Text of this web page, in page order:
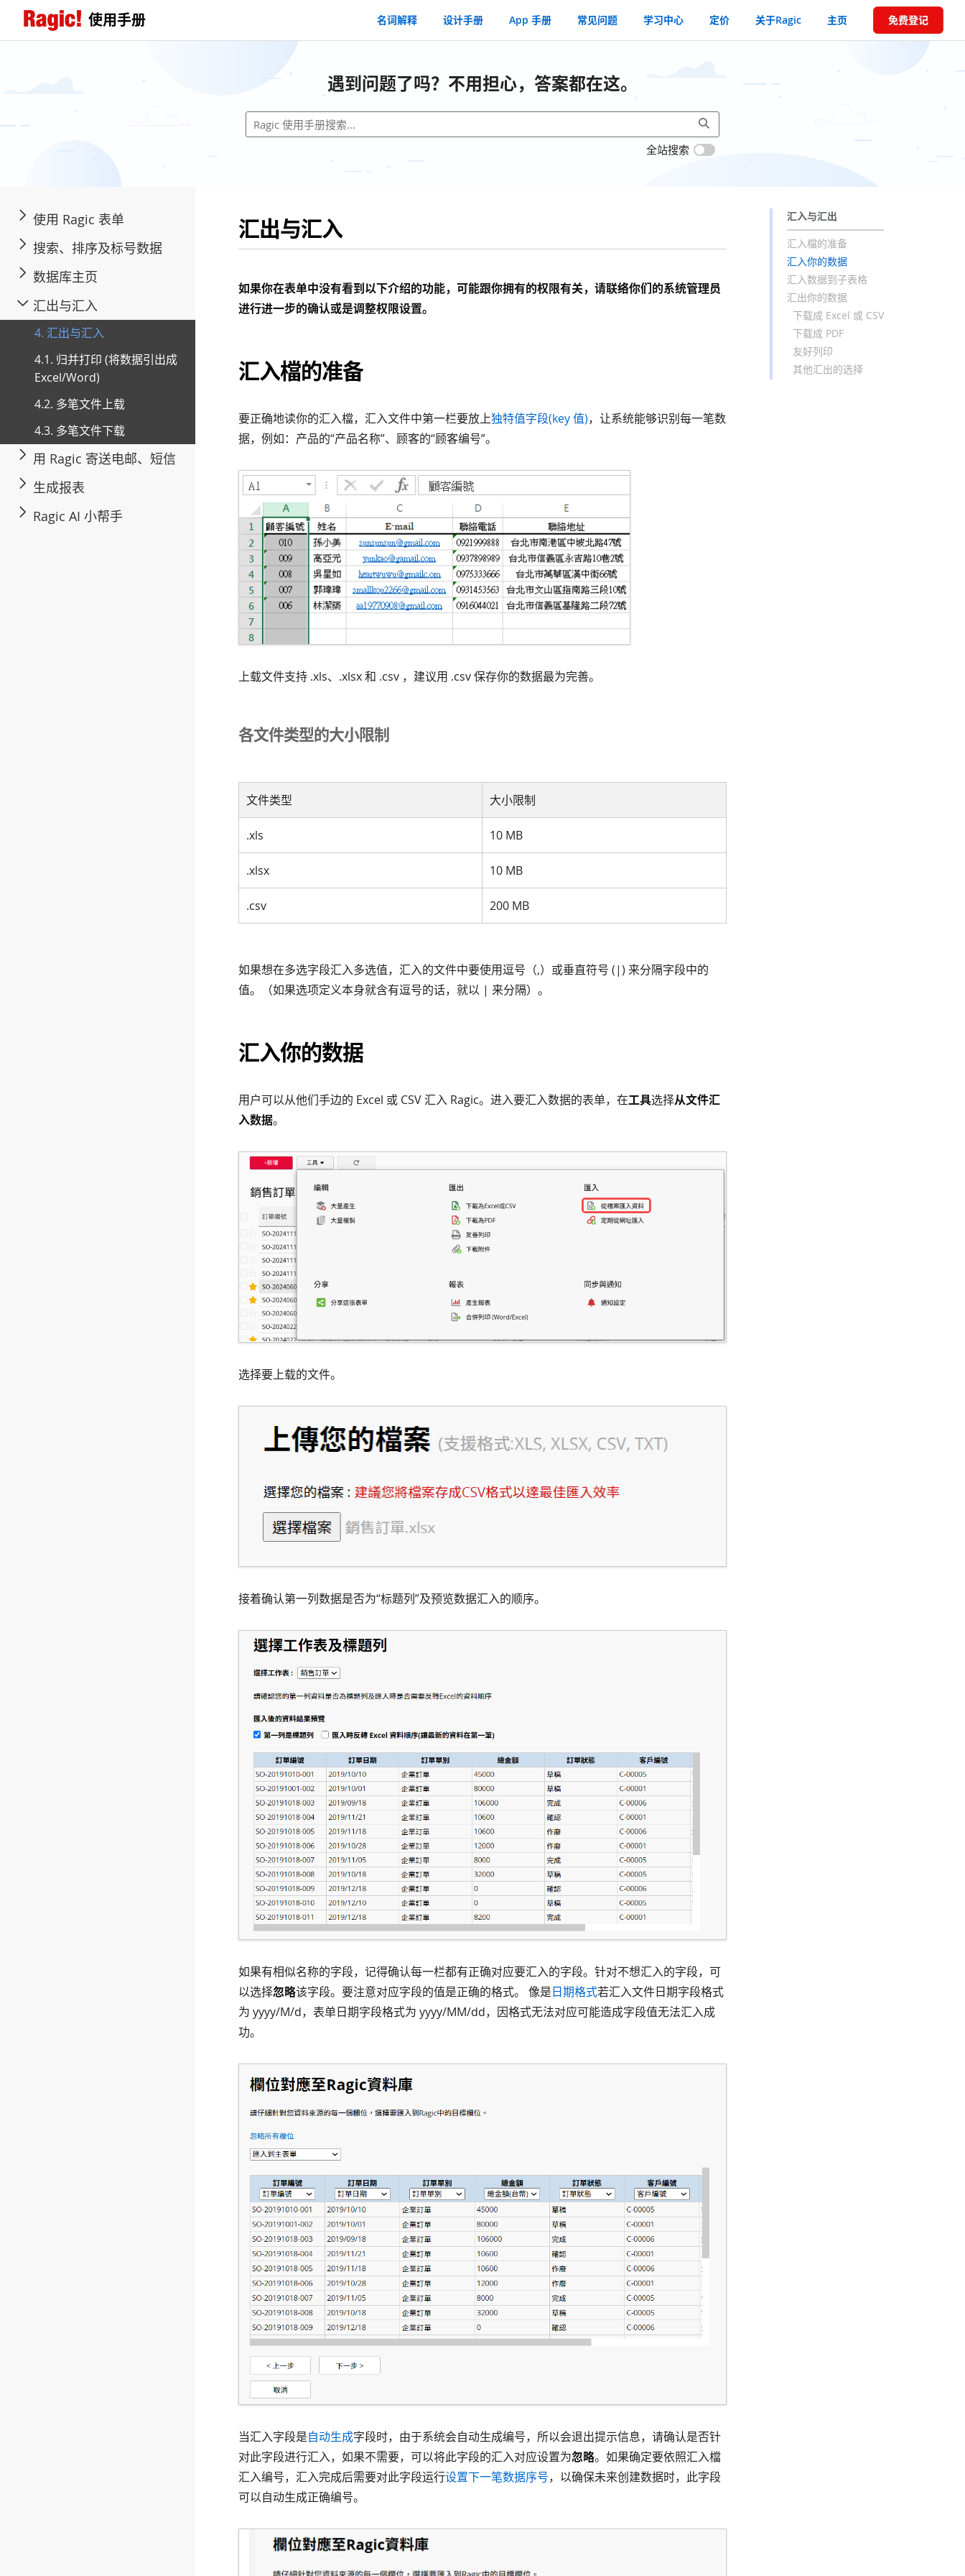
使用手册 名词解释 设计手册 App 手册 常见问题 学习中心 定价 关于Ragic 主页 免费登记
遇到问题了吗？不用担心，答案都在这。
全站搜索
使用 Ragic 表单
搜索、排序及标号数据
数据库主页
汇出与汇入
4. 汇出与汇入
4.1. 归并打印 (将数据引出成
Excel/Word)
4.2. 多笔文件上载
4.3. 多笔文件下载
用 Ragic 寄送电邮、短信
生成报表
Ragic AI 小帮手
汇入与汇出
汇入檔的准备
汇入你的数据
汇入数据到子表格
汇出你的数据
下载成 Excel 或 CSV
下载成 PDF
友好列印
其他汇出的选择
汇出与汇入
如果你在表单中没有看到以下介绍的功能，可能跟你拥有的权限有关，请联络你们的系统管理员
进行进一步的确认或是调整权限设置。
汇入檔的准备
要正确地读你的汇入檔，汇入文件中第一栏要放上独特值字段(key 值)，让系统能够识别每一笔数
据，例如：产品的“产品名称”、顾客的“顾客编号”。
上载文件支持 .xls、.xlsx 和 .csv ，建议用 .csv 保存你的数据最为完善。
各文件类型的大小限制
文件类型 大小限制
.xls 10 MB
.xlsx 10 MB
.csv 200 MB
如果想在多选字段汇入多选值，汇入的文件中要使用逗号（,）或垂直符号 (|) 来分隔字段中的
值。（如果选项定义本身就含有逗号的话，就以 | 来分隔）。
汇入你的数据
用户可以从他们手边的 Excel 或 CSV 汇入 Ragic。进入要汇入数据的表单，在工具选择从文件汇
入数据。
选择要上载的文件。
接着确认第一列数据是否为“标题列”及预览数据汇入的顺序。
如果有相似名称的字段，记得确认每一栏都有正确对应要汇入的字段。针对不想汇入的字段，可
以选择忽略该字段。要注意对应字段的值是正确的格式。 像是日期格式若汇入文件日期字段格式
为 yyyy/M/d，表单日期字段格式为 yyyy/MM/dd，因格式无法对应可能造成字段值无法汇入成
功。
当汇入字段是自动生成字段时，由于系统会自动生成编号，所以会退出提示信息，请确认是否针
对此字段进行汇入，如果不需要，可以将此字段的汇入对应设置为忽略。如果确定要依照汇入檔
汇入编号，汇入完成后需要对此字段运行设置下一笔数据序号，以确保未来创建数据时，此字段
可以自动生成正确编号。